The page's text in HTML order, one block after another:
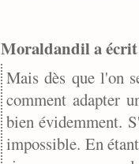
Moraldandil a
Mais dès que l'on
comment adapter
bien évidemment.
impossible. En